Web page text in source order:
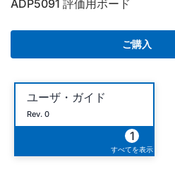
ADP5091 評価用ボード
ご購入
ユーザ・ガイド
Rev. 0
1
すべてを表示